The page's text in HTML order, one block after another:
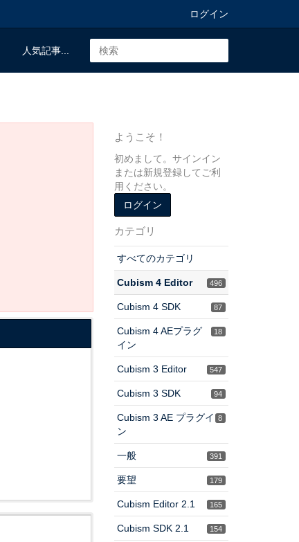
ログイン
人気記事...
ようこそ！
初めまして。サインイン
または新規登録してご利
用ください。
ログイン
カテゴリ
すべてのカテゴリ
496
Cubism 4 Editor
87
Cubism 4 SDK
18
Cubism 4 AEプラグ
イン
547
Cubism 3 Editor
94
Cubism 3 SDK
8
Cubism 3 AE プラグイ
ン
391
一般
179
要望
165
Cubism Editor 2.1
154
Cubism SDK 2.1